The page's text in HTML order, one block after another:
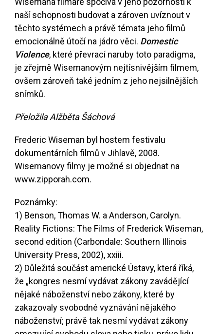
naší schopnosti budovat a zároven uvíznout v
těchto systémech a právě témata jeho filmů
emocionálně útočí na jádro věci. Domestic
Violence, které převrací naruby toto paradigma,
je zřejmě Wisemanovým nejtísnivějším filmem,
ovšem zároveň také jedním z jeho nejsilnějších
snímků.
Přeložila Alžběta Šáchová
Frederic Wiseman byl hostem festivalu
dokumentárních filmů v Jihlavě, 2008.
Wisemanovy filmy je možné si objednat na
www.zipporah.com.
Poznámky:
1) Benson, Thomas W. a Anderson, Carolyn.
Reality Fictions: The Films of Frederick Wiseman,
second edition (Carbondale: Southern Illinois
University Press, 2002), xxiii.
2) Důležitá součást americké Ústavy, která říká,
že „kongres nesmí vydávat zákony zavádějící
nějaké náboženství nebo zákony, které by
zakazovaly svobodné vyznávání nějakého
náboženství; právě tak nesmí vydávat zákony